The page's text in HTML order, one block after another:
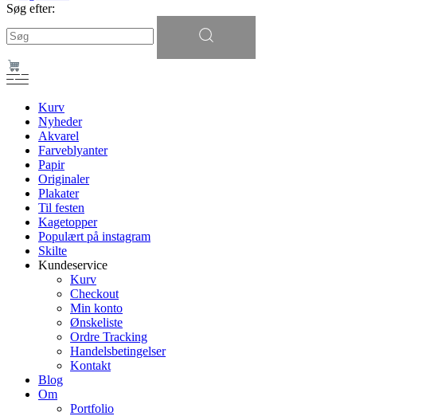
Søg efter:
Kurv
Nyheder
Akvarel
Farveblyanter
Papir
Originaler
Plakater
Til festen
Kagetopper
Populært på instagram
Skilte
Kundeservice
Kurv
Checkout
Min konto
Ønskeliste
Ordre Tracking
Handelsbetingelser
Kontakt
Blog
Om
Portfolio